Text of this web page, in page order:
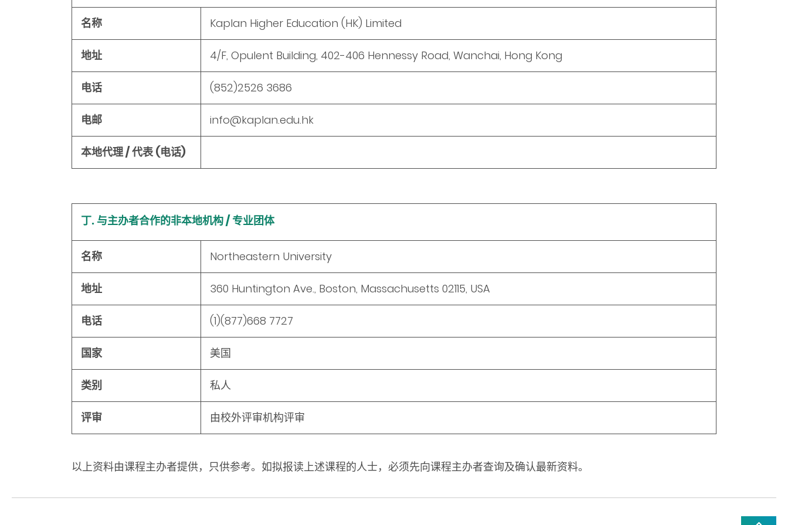
名称 Kaplan Higher Education (HK) Limited
地址 4/F, Opulent Building, 402-406 Hennessy Road, Wanchai, Hong Kong
电话 (852)2526 3686
电邮 info@kaplan.edu.hk
本地代理 / 代表 (电话)
丁. 与主办者合作的非本地机构 / 专业团体
名称 Northeastern University
地址 360 Huntington Ave., Boston, Massachusetts 02115, USA
电话 (1)(877)668 7727
国家 美国
类别 私人
评审 由校外评审机构评审
以上资料由课程主办者提供，只供参考。如拟报读上述课程的人士，必须先向课程主办者查询及确认最新资料。